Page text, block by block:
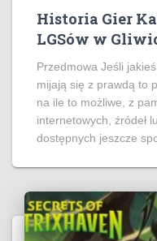
Historia Gier
LGSów w
Przedmowa Jeśli
mijają się z prawdą to
na ile to możliwe, z
internetowych, źródeł
dostępnych jeszcze